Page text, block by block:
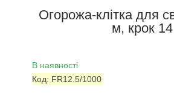
Огорожа-клітка для
м, крок
В наявності
Код: FR12.5/1000